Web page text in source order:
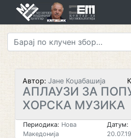
Автор: Јане Коџабашија
АПЛАУЗИ ЗА
ХОРСКА МУЗИКА
Периодика: Нова
Македонија
Датум: